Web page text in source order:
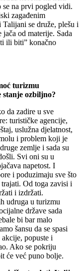
se na prvi pogled vidi.
zagađenim
se druže, plešu i
od materije. Sada
ili biti” konačno
turizmu
ozbiljno?
da zadire u sve
turističke agencije,
uslužna djelatnost,
i problem koji je
zemlje i sada su
Svi oni su u
napetost. I
i poduzimaju sve što
Od toga zavisi i
i izdržati.
udruga u turizmu
države sada
bi bar malo
šansu da se spasi
popuste i
Ako se pokriju
će već puno bolje.